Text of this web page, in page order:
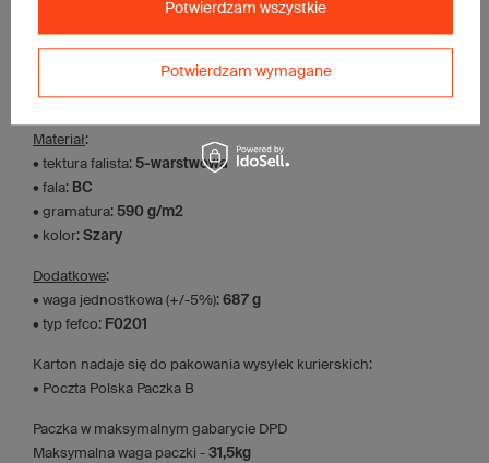
• zewnętrzne:800x400x110 mm
787x387x84 mm
• pojemność:25 l
Materiał:
• tektura falista: 5-warstwowa
• fala: BC
• gramatura: 590 g/m2
• kolor: Szary
Dodatkowe:
• waga jednostkowa (+/-5%): 687 g
• typ fefco: F0201
Karton nadaje się do pakowania wysyłek kurierskich:
• Poczta Polska Paczka B
Paczka w maksymalnym gabarycie DPD
Maksymalna waga paczki - 31,5kg
Potwierdzam wymagane
Potwierdzam wszystkie